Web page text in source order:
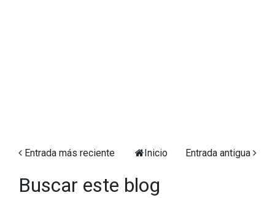
Entrada más reciente Entrada antigua
Inicio
Buscar este blog